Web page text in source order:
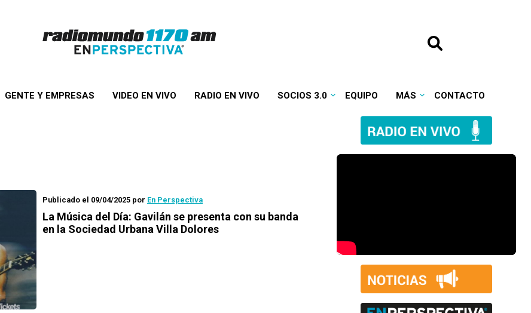
GENTE Y EMPRESAS VIDEO EN VIVO RADIO EN VIVO SOCIOS 3.0 EQUIPO MÁS CONTACTO
Publicado el 09/04/2025 por En Perspectiva
La Música del Día: Gavilán se presenta con su banda
en la Sociedad Urbana Villa Dolores